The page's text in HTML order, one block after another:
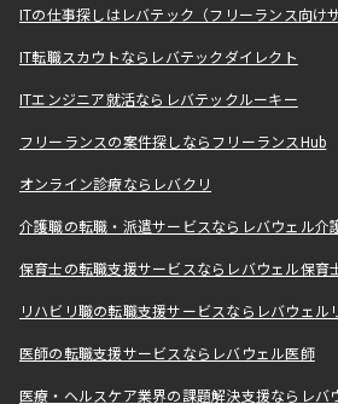
ITの仕事探しはレバテック（フリーランス向け
IT転職スカウトならレバテックダイレクト
ITエンジニア就活ならレバテックルーキー
フリーランスの案件探しならフリーランスHub
オンライン診療ならレバクリ
介護職の転職・派遣サービスならレバウェル介
保育士の転職支援サービスならレバウェル保育
リハビリ職の転職支援サービスならレバウェル
医師の転職支援サービスならレバウェル医師
医療・ヘルスケア業界の課題解決支援ならレバ